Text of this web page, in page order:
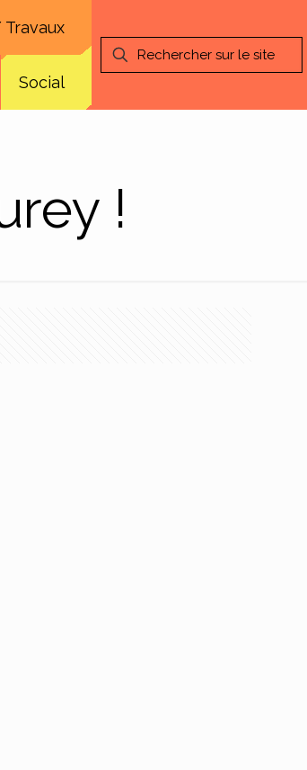
Social
!